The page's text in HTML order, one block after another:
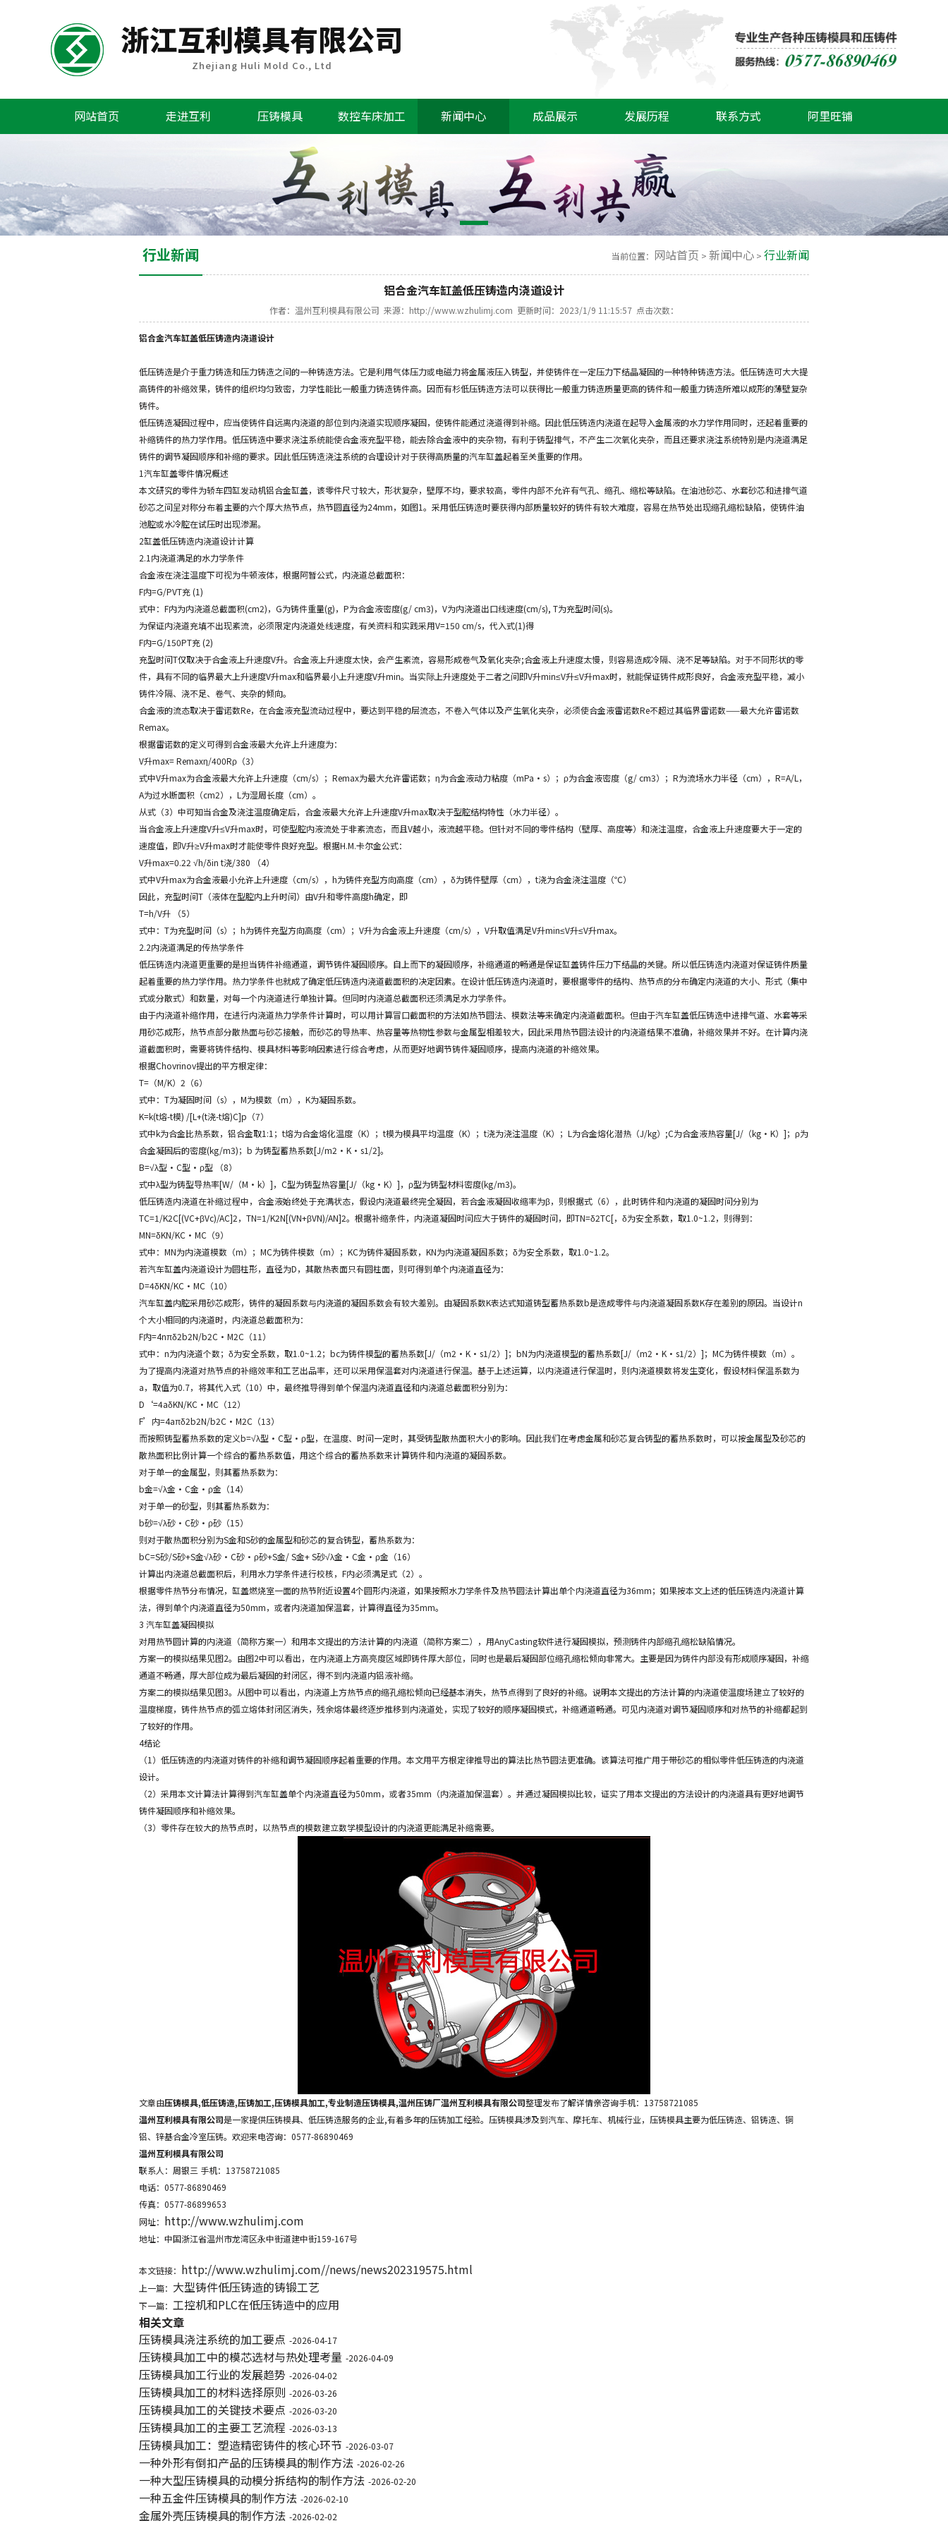
网站首页 走进互利 压铸模具 数控车床加工 新闻中心 成品展示 发展历程 联系方式 阿里旺铺
行业新闻 当前位置： 网站首页 > 新闻中心 > 行业新闻
铝合金汽车缸盖低压铸造内浇道设计
作者：温州互利模具有限公司 来源：http://www.wzhulimj.com 更新时间：2023/1/9 11:15:57 点击次数：
铝合金汽车缸盖低压铸造内浇道设计
低压铸造是介于重力铸造和压力铸造之间的一种铸造方法。它是利用气体压力或电磁力将金属液压入铸型，并使铸件在一定压力下结晶凝固的一种特种铸造方法。低压铸造可大大提
高铸件的补缩效果，铸件的组织均匀致密，力学性能比一般重力铸造铸件高。因而有杉低压铸造方法可以获得比一般重力铸造质量更高的铸件和一般重力铸造所难以成形的薄壁复杂
铸件。
低压铸造凝固过程中，应当使铸件自远离内浇道的部位到内浇道实现顺序凝固，使铸件能通过浇道得到补缩。因此低压铸造内浇道在起导入金属液的水力学作用同时，还起着重要的
补缩铸件的热力学作用。低压铸造中要求浇注系统能使合金液充型平稳，能去除合金液中的夹杂物，有利于铸型排气，不产生二次氧化夹杂，而且还要求浇注系统特别是内浇道满足
铸件的调节凝固顺序和补缩的要求。因此低压铸造浇注系统的合理设计对于获得高质量的汽车缸盖起着至关重要的作用。
1汽车缸盖零件情况概述
本文研究的零件为轿车四缸发动机铝合金缸盖，该零件尺寸较大，形状复杂，壁厚不均，要求较高，零件内部不允许有气孔、缩孔、缩松等缺陷。在油池砂芯、水套砂芯和进排气道
砂芯之间呈对称分布着主要的六个厚大热节点，热节圆直径为24mm，如图1。采用低压铸造时要获得内部质量较好的铸件有较大难度，容易在热节处出现缩孔缩松缺陷，使铸件油
池腔或水冷腔在试压时出现渗漏。
2缸盖低压铸造内浇道设计计算
2.1内浇道满足的水力学条件
合金液在浇注温度下可视为牛顿液体，根据阿暂公式，内浇道总截面积：
F内=G/PVT充 (1)
式中：F内为内浇道总截面积(cm2)，G为铸件重量(g)，P为合金液密度(g/ cm3)，V为内浇道出口线速度(cm/s), T为充型时间(s)。
为保证内浇道充填不出现紊流，必须限定内浇道处线速度，有关资料和实践采用V=150 cm/s，代入式(1)得
F内=G/150PT充 (2)
充型时间T仅取决于合金液上升速度V升。合金液上升速度太快，会产生紊流，容易形成卷气及氧化夹杂;合金液上升速度太慢，则容易造成冷隔、浇不足等缺陷。对于不同形状的零
件，具有不同的临界最大上升速度V升max和临界最小上升速度V升min。当实际上升速度处于二者之间即V升min≤V升≤V升max时，就能保证铸件成形良好，合金液充型平稳，减小
铸件冷隔、浇不足、卷气、夹杂的倾向。
合金液的流态取决于雷诺数Re，在合金液充型流动过程中，要达到平稳的层流态，不卷入气体以及产生氧化夹杂，必须使合金液雷诺数Re不超过其临界雷诺数——最大允许雷诺数
Remax。
根据雷诺数的定义可得到合金液最大允许上升速度为：
V升max= Remaxη/400Rρ（3）
式中V升max为合金液最大允许上升速度（cm/s）；Remax为最大允许雷诺数；η为合金液动力粘度（mPa·s）；ρ为合金液密度（g/ cm3）；R为流场水力半径（cm），R=A/L，
A为过水断面积（cm2），L为湿周长度（cm）。
从式（3）中可知当合金及浇注温度确定后，合金液最大允许上升速度V升max取决于型腔结构特性（水力半径）。
当合金液上升速度V升≤V升max时，可使型腔内液流处于非紊流态，而且V越小，液流越平稳。但针对不同的零件结构（壁厚、高度等）和浇注温度，合金液上升速度要大于一定的
速度值，即V升≥V升max时才能使零件良好充型。根据H.M.卡尔金公式：
V升max=0.22 √h/δin t浇/380 （4）
式中V升max为合金液最小允许上升速度（cm/s），h为铸件充型方向高度（cm），δ为铸件壁厚（cm），t浇为合金浇注温度（℃）
因此，充型时间T（液体在型腔内上升时间）由V升和零件高度h确定，即
T=h/V升 （5）
式中：T为充型时间（s）；h为铸件充型方向高度（cm）；V升为合金液上升速度（cm/s），V升取值满足V升min≤V升≤V升max。
2.2内浇道满足的传热学条件
低压铸造内浇道更重要的是担当铸件补缩通道，调节铸件凝固顺序。自上而下的凝固顺序，补缩通道的畅通是保证缸盖铸件压力下结晶的关键。所以低压铸造内浇道对保证铸件质量
起着重要的热力学作用。热力学条件也就成了确定低压铸造内浇道截面积的决定因素。在设计低压铸造内浇道时，要根据零件的结构、热节点的分布确定内浇道的大小、形式（集中
式或分散式）和数量，对每一个内浇道进行单独计算。但同时内浇道总截面积还须满足水力学条件。
由于内浇道补缩作用，在进行内浇道热力学条件计算时，可以用计算冒口截面积的方法如热节圆法、模数法等来确定内浇道截面积。但由于汽车缸盖低压铸造中进排气道、水套等采
用砂芯成形，热节点部分散热面与砂芯接触，而砂芯的导热率、热容量等热物性参数与金属型相差较大，因此采用热节圆法设计的内浇道结果不准确，补缩效果并不好。在计算内浇
道截面积时，需要将铸件结构、模具材料等影响因素进行综合考虑，从而更好地调节铸件凝固顺序，提高内浇道的补缩效果。
根据Chovrinov提出的平方根定律：
T=（M/K）2（6）
式中：T为凝固时间（s），M为模数（m），K为凝固系数。
K=k(t熔-t模) /[L+(t浇-t熔)C]p（7）
式中k为合金比热系数，铝合金取1:1；t熔为合金熔化温度（K）；t模为模具平均温度（K）；t浇为浇注温度（K）；L为合金熔化潜热（J/kg）;C为合金液热容量[J/（kg·K）]；ρ为
合金凝固后的密度(kg/m3)；b 为铸型蓄热系数[J/m2·K·s1/2]。
B=√λ型·C型·ρ型 （8）
式中λ型为铸型导热率[W/（M·k）]，C型为铸型热容量[J/（kg·K）]，ρ型为铸型材料密度(kg/m3)。
低压铸造内浇道在补缩过程中，合金液始终处于充满状态，假设内浇道最终完全凝固，若合金液凝固收缩率为β，则根据式（6），此时铸件和内浇道的凝固时间分别为
TC=1/K2C[(VC+βVc)/AC]2，TN=1/K2N[(VN+βVN)/AN]2。根据补缩条件，内浇道凝固时间应大于铸件的凝固时间，即TN=δ2TC[，δ为安全系数，取1.0~1.2，则得到：
MN=δKN/KC·MC（9）
式中：MN为内浇道模数（m）；MC为铸件模数（m）；KC为铸件凝固系数，KN为内浇道凝固系数；δ为安全系数，取1.0~1.2。
若汽车缸盖内浇道设计为圆柱形，直径为D，其散热表面只有圆柱面，则可得到单个内浇道直径为：
D=4δKN/KC·MC（10）
汽车缸盖内腔采用砂芯成形，铸件的凝固系数与内浇道的凝固系数会有较大差别。由凝固系数K表达式知道铸型蓄热系数b是造成零件与内浇道凝固系数K存在差别的原因。当设计n
个大小相同的内浇道时，内浇道总截面积为：
F内=4nπδ2b2N/b2C·M2C（11）
式中：n为内浇道个数；δ为安全系数，取1.0~1.2；bc为铸件模型的蓄热系数[J/（m2·K·s1/2）]；bN为内浇道模型的蓄热系数[J/（m2·K·s1/2）]；MC为铸件模数（m）。
为了提高内浇道对热节点的补缩效率和工艺出品率，还可以采用保温套对内浇道进行保温。基于上述运算，以内浇道进行保温时，则内浇道模数将发生变化，假设材料保温系数为
a，取值为0.7，将其代入式（10）中，最终推导得到单个保温内浇道直径和内浇道总截面积分别为：
D‘=4aδKN/KC·MC（12）
F’内=4aπδ2b2N/b2C·M2C（13）
而按照铸型蓄热系数的定义b=√λ型·C型·ρ型，在温度、时间一定时，其受铸型散热面积大小的影响。因此我们在考虑金属和砂芯复合铸型的蓄热系数时，可以按金属型及砂芯的
散热面积比例计算一个综合的蓄热系数值，用这个综合的蓄热系数来计算铸件和内浇道的凝固系数。
对于单一的金属型，则其蓄热系数为：
b金=√λ金·C金·ρ金（14）
对于单一的砂型，则其蓄热系数为：
b砂=√λ砂·C砂·ρ砂（15）
则对于散热面积分别为S金和S砂的金属型和砂芯的复合铸型，蓄热系数为：
bC=S砂/S砂+S金√λ砂·C砂·ρ砂+S金/ S金+ S砂√λ金·C金·ρ金（16）
计算出内浇道总截面积后，利用水力学条件进行校核，F内必须满足式（2）。
根据零件热节分布情况，缸盖燃烧室一面的热节附近设置4个圆形内浇道，如果按照水力学条件及热节圆法计算出单个内浇道直径为36mm；如果按本文上述的低压铸造内浇道计算
法，得到单个内浇道直径为50mm，或者内浇道加保温套，计算得直径为35mm。
3 汽车缸盖凝固模拟
对用热节圆计算的内浇道（简称方案一）和用本文提出的方法计算的内浇道（简称方案二），用AnyCasting软件进行凝固模拟，预测铸件内部缩孔缩松缺陷情况。
方案一的模拟结果见图2。由图2中可以看出，在内浇道上方高亮度区域即铸件厚大部位，同时也是最后凝固部位缩孔缩松倾向非常大。主要是因为铸件内部没有形成顺序凝固，补缩
通道不畅通，厚大部位成为最后凝固的封闭区，得不到内浇道内铝液补缩。
方案二的模拟结果见图3。从图中可以看出，内浇道上方热节点的缩孔缩松倾向已经基本消失，热节点得到了良好的补缩。说明本文提出的方法计算的内浇道使温度场建立了较好的
温度梯度，铸件热节点的弧立熔体封闭区消失，残余熔体最终逐步推移到内浇道处，实现了较好的顺序凝固模式，补缩通道畅通。可见内浇道对调节凝固顺序和对热节的补缩都起到
了较好的作用。
4结论
（1）低压铸造的内浇道对铸件的补缩和调节凝固顺序起着重要的作用。本文用平方根定律推导出的算法比热节圆法更准确。该算法可推广用于带砂芯的相似零件低压铸造的内浇道
设计。
（2）采用本文计算法计算得到汽车缸盖单个内浇道直径为50mm，或者35mm（内浇道加保温套）。并通过凝固模拟比较，证实了用本文提出的方法设计的内浇道具有更好地调节
铸件凝固顺序和补缩效果。
（3）零件存在较大的热节点时，以热节点的模数建立数学模型设计的内浇道更能满足补缩需要。
文章由压铸模具,低压铸造,压铸加工,压铸模具加工,专业制造压铸模具,温州压铸厂温州互利模具有限公司整理发布了解详情亲咨询手机：13758721085
温州互利模具有限公司是一家提供压铸模具、低压铸造服务的企业,有着多年的压铸加工经验。压铸模具涉及到汽车、摩托车、机械行业，压铸模具主要为低压铸造、铝铸造、铜
铝、锌基合金冷室压铸。欢迎来电咨询：0577-86890469
温州互利模具有限公司
联系人：周银三 手机：13758721085
电话：0577-86890469
传真：0577-86899653
网址： http://www.wzhulimj.com
地址：中国浙江省温州市龙湾区永中街道建中街159-167号
本文链接： http://www.wzhulimj.com//news/news202319575.html
上一篇： 大型铸件低压铸造的铸锻工艺
下一篇： 工控机和PLC在低压铸造中的应用
相关文章
压铸模具浇注系统的加工要点 -2026-04-17
压铸模具加工中的模芯选材与热处理考量 -2026-04-09
压铸模具加工行业的发展趋势 -2026-04-02
压铸模具加工的材料选择原则 -2026-03-26
压铸模具加工的关键技术要点 -2026-03-20
压铸模具加工的主要工艺流程 -2026-03-13
压铸模具加工：塑造精密铸件的核心环节 -2026-03-07
一种外形有倒扣产品的压铸模具的制作方法 -2026-02-26
一种大型压铸模具的动模分拆结构的制作方法 -2026-02-20
一种五金件压铸模具的制作方法 -2026-02-10
金属外壳压铸模具的制作方法 -2026-02-02